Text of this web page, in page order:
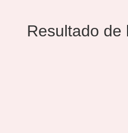
Resultado de